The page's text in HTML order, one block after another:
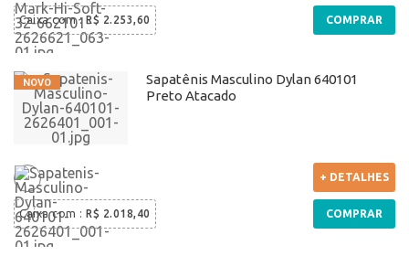
Caixa com: R$ 2.253,60 COMPRAR
Sapatênis Masculino Dylan 640101
Preto Atacado
Caixa com : R$ 2.018,40
+ DETALHES
COMPRAR